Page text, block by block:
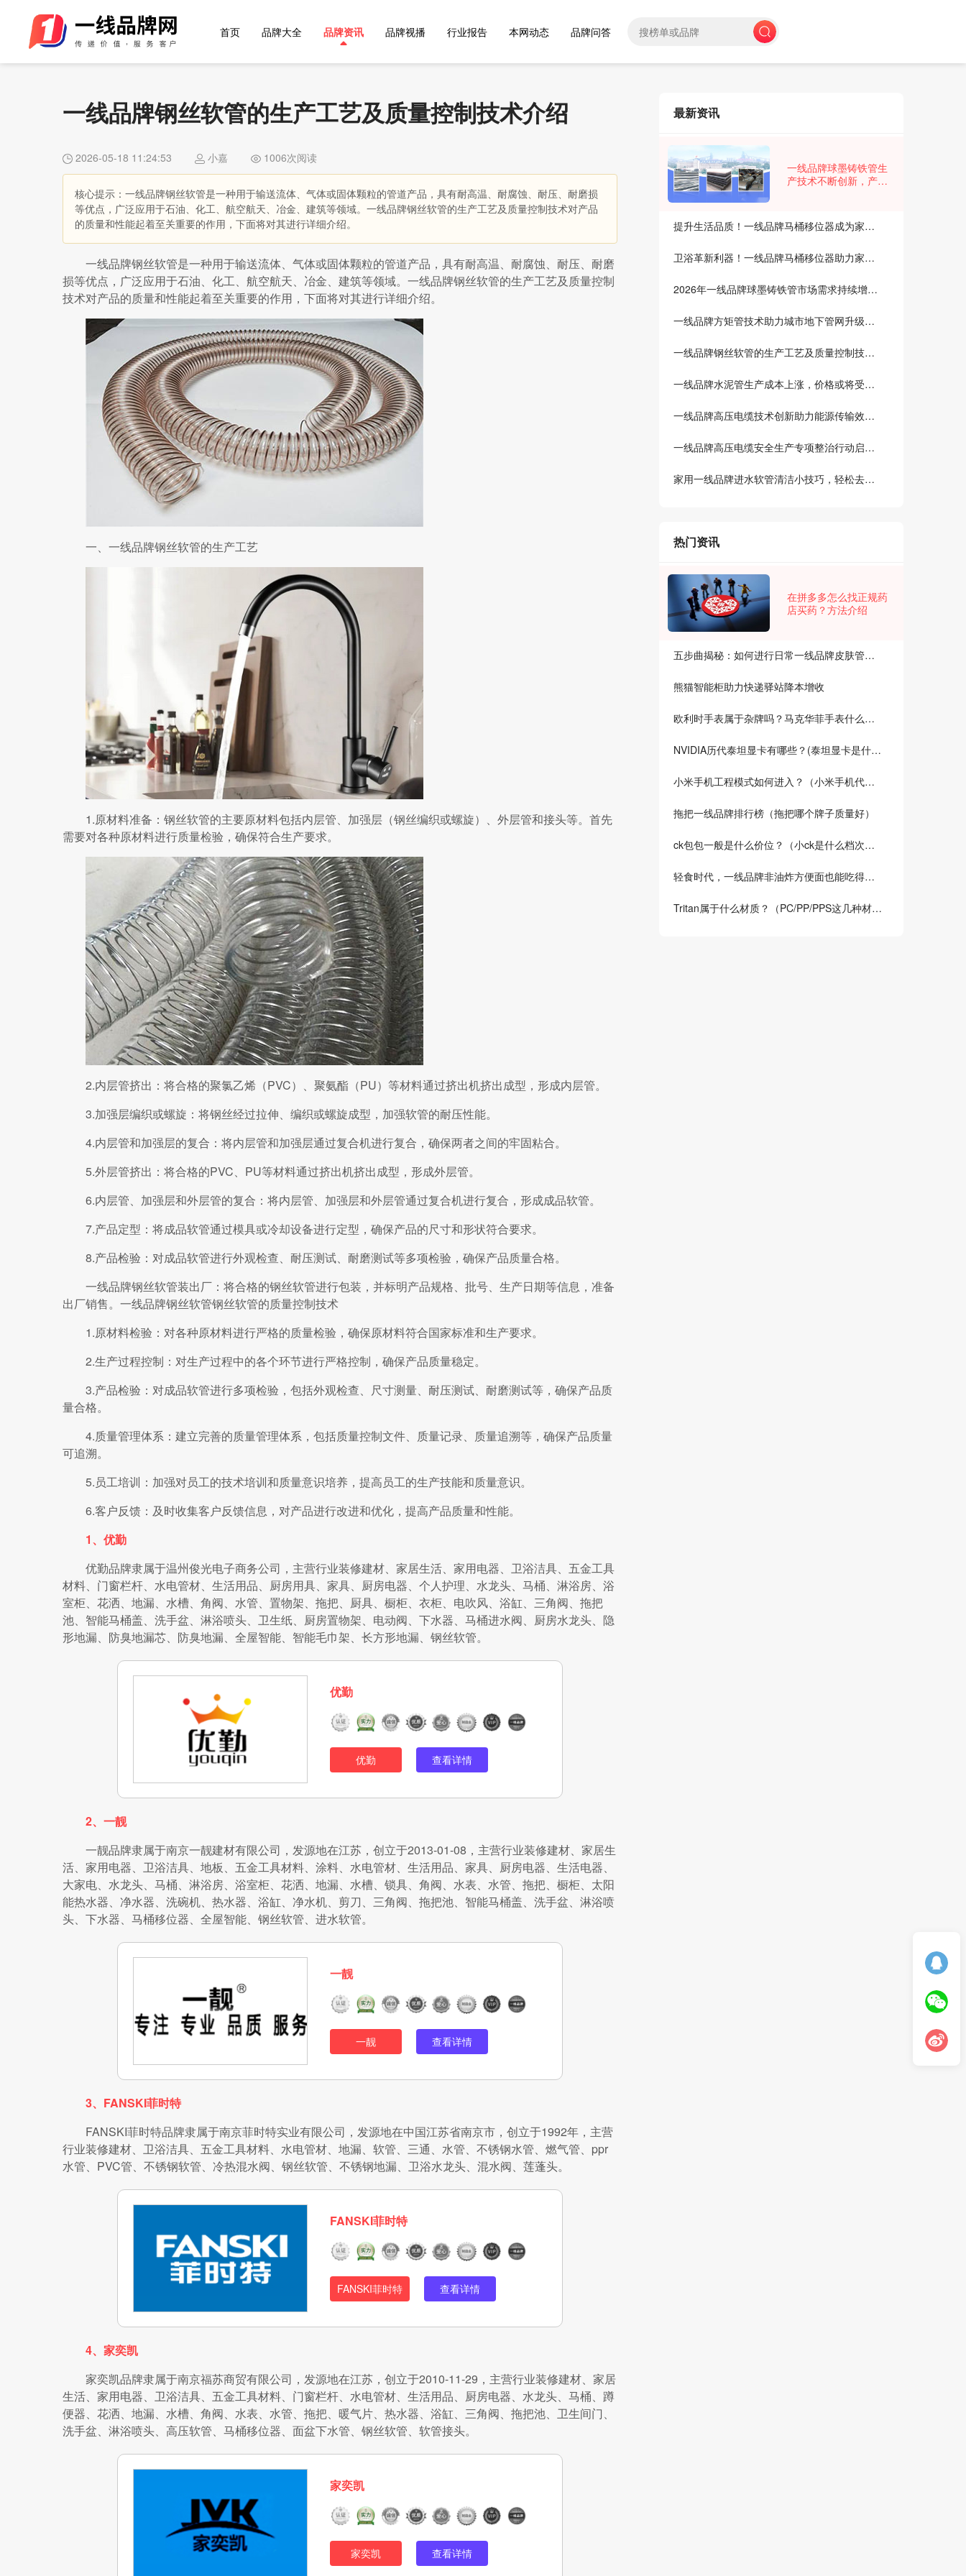
首页 品牌大全 品牌资讯 品牌视播 行业报告 本网动态 品牌问答
一线品牌钢丝软管的生产工艺及质量控制技术介绍
2026-05-18 11:24:53 小嘉 1006次阅读
核心提示：一线品牌钢丝软管是一种用于输送流体、气体或固体颗粒的管道产品，具有耐高温、耐腐蚀、耐压、耐磨损
等优点，广泛应用于石油、化工、航空航天、冶金、建筑等领域。一线品牌钢丝软管的生产工艺及质量控制技术对产品
的质量和性能起着至关重要的作用，下面将对其进行详细介绍。
一线品牌钢丝软管是一种用于输送流体、气体或固体颗粒的管道产品，具有耐高温、耐腐蚀、耐压、耐磨
损等优点，广泛应用于石油、化工、航空航天、冶金、建筑等领域。一线品牌钢丝软管的生产工艺及质量控制
技术对产品的质量和性能起着至关重要的作用，下面将对其进行详细介绍。
一、一线品牌钢丝软管的生产工艺
1.原材料准备：钢丝软管的主要原材料包括内层管、加强层（钢丝编织或螺旋）、外层管和接头等。首先
需要对各种原材料进行质量检验，确保符合生产要求。
2.内层管挤出：将合格的聚氯乙烯（PVC）、聚氨酯（PU）等材料通过挤出机挤出成型，形成内层管。
3.加强层编织或螺旋：将钢丝经过拉伸、编织或螺旋成型，加强软管的耐压性能。
4.内层管和加强层的复合：将内层管和加强层通过复合机进行复合，确保两者之间的牢固粘合。
5.外层管挤出：将合格的PVC、PU等材料通过挤出机挤出成型，形成外层管。
6.内层管、加强层和外层管的复合：将内层管、加强层和外层管通过复合机进行复合，形成成品软管。
7.产品定型：将成品软管通过模具或冷却设备进行定型，确保产品的尺寸和形状符合要求。
8.产品检验：对成品软管进行外观检查、耐压测试、耐磨测试等多项检验，确保产品质量合格。
一线品牌钢丝软管装出厂：将合格的钢丝软管进行包装，并标明产品规格、批号、生产日期等信息，准备
出厂销售。一线品牌钢丝软管钢丝软管的质量控制技术
1.原材料检验：对各种原材料进行严格的质量检验，确保原材料符合国家标准和生产要求。
2.生产过程控制：对生产过程中的各个环节进行严格控制，确保产品质量稳定。
3.产品检验：对成品软管进行多项检验，包括外观检查、尺寸测量、耐压测试、耐磨测试等，确保产品质
量合格。
4.质量管理体系：建立完善的质量管理体系，包括质量控制文件、质量记录、质量追溯等，确保产品质量
可追溯。
5.员工培训：加强对员工的技术培训和质量意识培养，提高员工的生产技能和质量意识。
6.客户反馈：及时收集客户反馈信息，对产品进行改进和优化，提高产品质量和性能。
1、优勤
优勤品牌隶属于温州俊光电子商务公司，主营行业装修建材、家居生活、家用电器、卫浴洁具、五金工具
材料、门窗栏杆、水电管材、生活用品、厨房用具、家具、厨房电器、个人护理、水龙头、马桶、淋浴房、浴
室柜、花洒、地漏、水槽、角阀、水管、置物架、拖把、厨具、橱柜、衣柜、电吹风、浴缸、三角阀、拖把
池、智能马桶盖、洗手盆、淋浴喷头、卫生纸、厨房置物架、电动阀、下水器、马桶进水阀、厨房水龙头、隐
形地漏、防臭地漏芯、防臭地漏、全屋智能、智能毛巾架、长方形地漏、钢丝软管。
优勤
优勤 查看详情
2、一靓
一靓品牌隶属于南京一靓建材有限公司，发源地在江苏，创立于2013-01-08，主营行业装修建材、家居生
活、家用电器、卫浴洁具、地板、五金工具材料、涂料、水电管材、生活用品、家具、厨房电器、生活电器、
大家电、水龙头、马桶、淋浴房、浴室柜、花洒、地漏、水槽、锁具、角阀、水表、水管、拖把、橱柜、太阳
能热水器、净水器、洗碗机、热水器、浴缸、净水机、剪刀、三角阀、拖把池、智能马桶盖、洗手盆、淋浴喷
头、下水器、马桶移位器、全屋智能、钢丝软管、进水软管。
一靓
一靓 查看详情
3、FANSKI菲时特
FANSKI菲时特品牌隶属于南京菲时特实业有限公司，发源地在中国江苏省南京市，创立于1992年，主营
行业装修建材、卫浴洁具、五金工具材料、水电管材、地漏、软管、三通、水管、不锈钢水管、燃气管、ppr
水管、PVC管、不锈钢软管、冷热混水阀、钢丝软管、不锈钢地漏、卫浴水龙头、混水阀、莲蓬头。
FANSKI菲时特
FANSKI菲时特 查看详情
4、家奕凯
家奕凯品牌隶属于南京福苏商贸有限公司，发源地在江苏，创立于2010-11-29，主营行业装修建材、家居
生活、家用电器、卫浴洁具、五金工具材料、门窗栏杆、水电管材、生活用品、厨房电器、水龙头、马桶、蹲
便器、花洒、地漏、水槽、角阀、水表、水管、拖把、暖气片、热水器、浴缸、三角阀、拖把池、卫生间门、
洗手盆、淋浴喷头、高压软管、马桶移位器、面盆下水管、钢丝软管、软管接头。
家奕凯
家奕凯 查看详情
最新资讯
一线品牌球墨铸铁管生
产技术不断创新，产品
提升生活品质！一线品牌马桶移位器成为家庭新宠
卫浴革新利器！一线品牌马桶移位器助力家居升级
2026年一线品牌球墨铸铁管市场需求持续增长，行业迎来新发展机遇
一线品牌方矩管技术助力城市地下管网升级改造
一线品牌钢丝软管的生产工艺及质量控制技术介绍
一线品牌水泥管生产成本上涨，价格或将受到影响
一线品牌高压电缆技术创新助力能源传输效率提升
一线品牌高压电缆安全生产专项整治行动启动，力保人民生命财产安全
家用一线品牌进水软管清洁小技巧，轻松去除水垢和异味
热门资讯
在拼多多怎么找正规药
店买药？方法介绍
五步曲揭秘：如何进行日常一线品牌皮肤管理，轻松拥有美丽肌肤，受大家认可的皮肤管理品牌商是哪写？
熊猫智能柜助力快递驿站降本增收
欧利时手表属于杂牌吗？马克华菲手表什么档次？
NVIDIA历代泰坦显卡有哪些？(泰坦显卡是什么显卡)
小米手机工程模式如何进入？（小米手机代码指令大全）
拖把一线品牌排行榜（拖把哪个牌子质量好）
ck包包一般是什么价位？（小ck是什么档次的品牌？）
轻食时代，一线品牌非油炸方便面也能吃得健康！试试这5种低卡方便面品牌
Tritan属于什么材质？（PC/PP/PPS这几种材料哪种更安全？）